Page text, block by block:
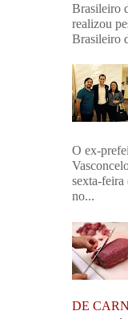
Brasileiro
realizou
Brasileiro
O ex-
sexta-feira
no...
DE